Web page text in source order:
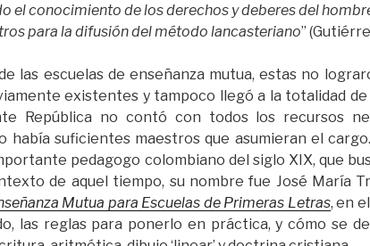
el conocimiento de los derechos y deberes del
para la difusión del método lancasteriano”
las escuelas de enseñanza mutua, estas no
existentes y tampoco llegó a la totalidad
República no contó con todos los recursos
había suficientes maestros que asumieran el
pedagogo colombiano del siglo XIX, que
de aquel tiempo, su nombre fue José María
Mutua para Escuelas de Primeras Letras, en
las reglas para ponerlo en práctica, y cómo se